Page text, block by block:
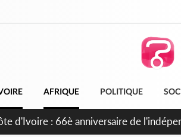
AFRIQUE POLITIQUE
d'Ivoire : À Abidjan, Amadou Oury